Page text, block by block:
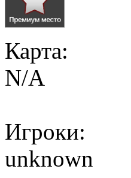
Карта:
N/A
Игроки:
unknown